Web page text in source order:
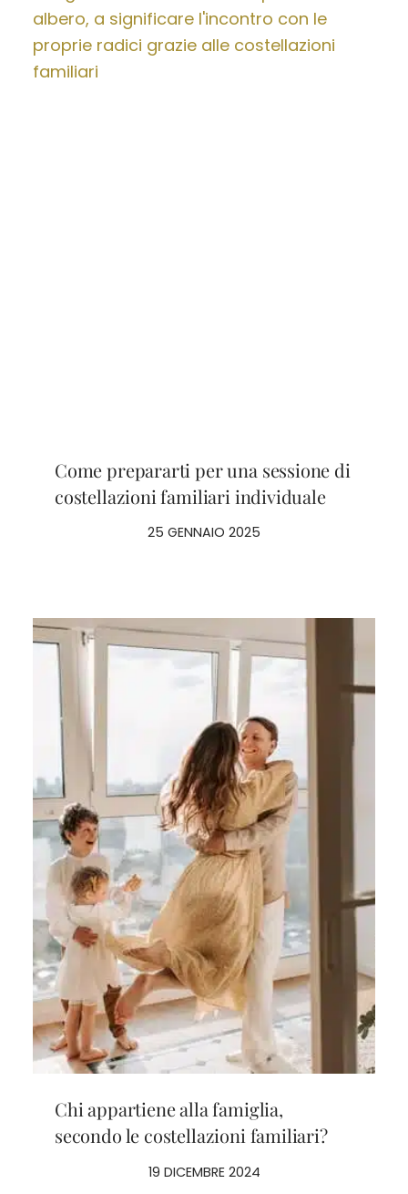
Come prepararti per una sessione di
costellazioni familiari individuale
25 GENNAIO 2025
Chi appartiene alla famiglia,
secondo le costellazioni familiari?
19 DICEMBRE 2024